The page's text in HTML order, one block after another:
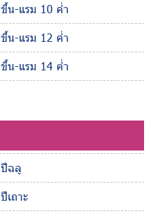
ขึ้น-แรม 10 ค่ำ
ขึ้น-แรม 12 ค่ำ
ขึ้น-แรม 14 ค่ำ
ปีฉลู
ปีเถาะ